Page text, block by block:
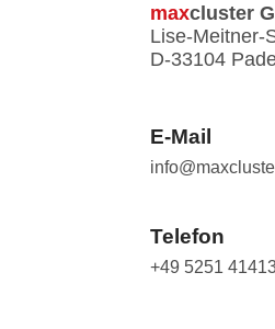
maxcluster
Lise-Meitner-
D-33104
E-Mail
Telefon
+49 5251